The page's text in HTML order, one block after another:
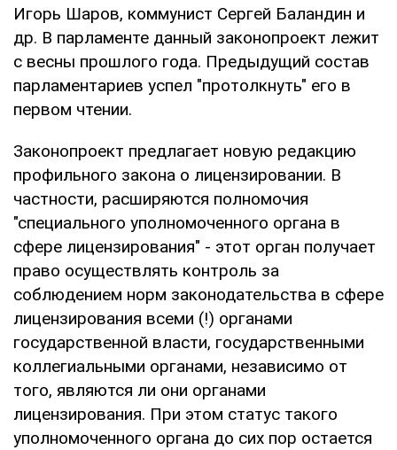
Игорь Шаров, коммунист Сергей Баландин и
др. В парламенте данный законопроект лежит
с весны прошлого года. Предыдущий состав
парламентариев успел "протолкнуть" его в
первом чтении.
Законопроект предлагает новую редакцию
профильного закона о лицензировании. В
частности, расширяются полномочия
"специального уполномоченного органа в
сфере лицензирования" - этот орган получает
право осуществлять контроль за
соблюдением норм законодательства в сфере
лицензирования всеми (!) органами
государственной власти, государственными
коллегиальными органами, независимо от
того, являются ли они органами
лицензирования. При этом статус такого
уполномоченного органа до сих пор остается